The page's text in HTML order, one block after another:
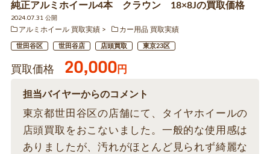
純正アルミホイール4本 クラウン 18×8Jの買取価格
2024.07.31 公開
アルミホイール 買取実績
カー用品 買取実績
世田谷区 世田谷店 店頭買取 東京23区
買取価格 20,000円
担当バイヤーからのコメント
東京都世田谷区の店舗にて、タイヤホイールの
店頭買取をおこないました。一般的な使用感は
ありましたが、汚れがほとんど見られず綺麗な